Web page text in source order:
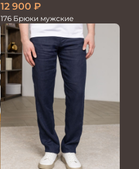
12 900 ₽
176 Брюки мужские